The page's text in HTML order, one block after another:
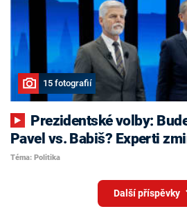
15 fotografií
Pavel vs. Babiš? Experti
Téma: Politika
Další příspěvky